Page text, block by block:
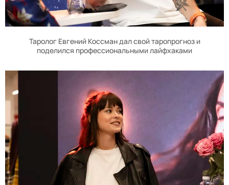
Таролог Евгений Коссман дал свой таропрогноз и
поделился профессиональными лайфхаками